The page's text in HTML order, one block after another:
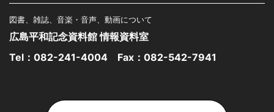
図書、雑誌、音楽・音声、動画について
広島平和記念資料館 情報資料室
Tel： 082-241-4004 Fax：082-542-7941